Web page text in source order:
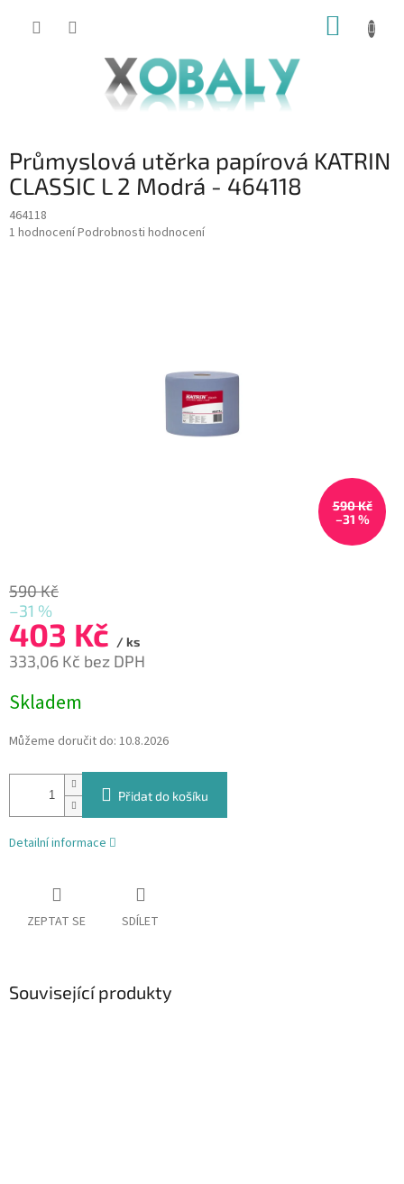
KOŠÍK
Průmyslová utěrka papírová KATRIN
CLASSIC L 2 Modrá - 464118
464118
Průměrné
1 hodnoceníPodrobnosti hodnocení
590 Kč
–31 %
590 Kč
–31 %
403 Kč / ks
333,06 Kč bez DPH
cena:
Skladem
Můžeme doručit do: 10.8.2026
Přidat do košíku
Detailní informace
ZEPTAT SE SDÍLET
Související produkty